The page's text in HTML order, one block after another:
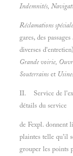
Indemnités,
Réclamations
gares, des passages
diverses
Grande voirie,
Souterrains et
II. Service de
détails du service
de Fexpl. donnent
plaintes telle qu'il
grouper les points